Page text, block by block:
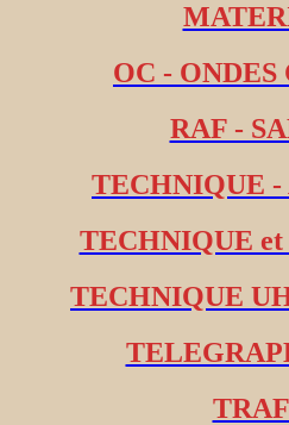
OC - ONDES
RAF -
TECHNIQUE -
TECHNIQUE
TECHNIQUE